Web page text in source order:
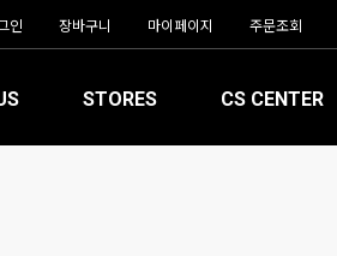
인 장바구니 마이페이지 주문조회
STORES CS CENTER